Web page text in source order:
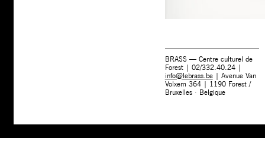
BRASS — Centre culturel de
Forest | 02/332.40.24 |
info@lebrass.be| Avenue Van
Volxem 364 | 1190 Forest /
Bruxelles · Belgique